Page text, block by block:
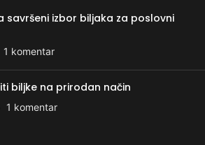
savršeni izbor biljaka za poslovni
1 komentar
biljke na prirodan način
1 komentar